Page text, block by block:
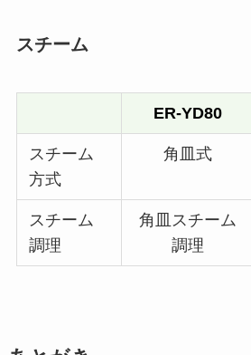
スチーム
ER-YD80
スチーム
方式
角皿式
スチーム
調理
角皿スチーム
調理